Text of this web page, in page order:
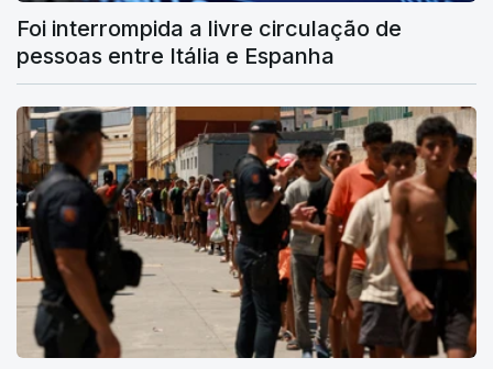
Foi interrompida a livre circulação de
pessoas entre Itália e Espanha